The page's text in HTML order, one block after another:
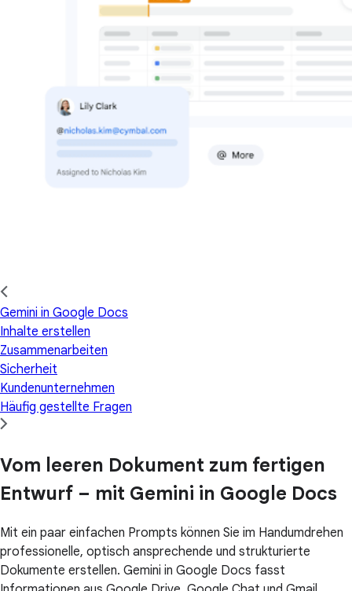
Gemini in Google Docs
Inhalte erstellen
Zusammenarbeiten
Sicherheit
Kundenunternehmen
Häufig gestellte Fragen
Vom leeren Dokument zum fertigen
Entwurf – mit Gemini in Google Docs
Mit ein paar einfachen Prompts können Sie im Handumdrehen
professionelle, optisch ansprechende und strukturierte
Dokumente erstellen. Gemini in Google Docs fasst